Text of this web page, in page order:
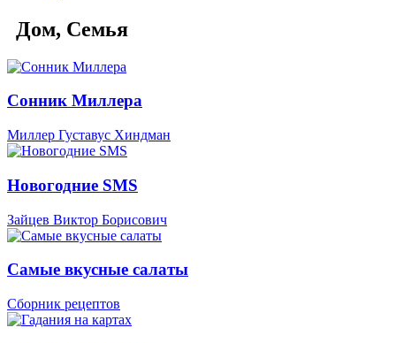
Дом, Семья
Сонник Миллера
Миллер Густавус Хиндман
Новогодние SMS
Зайцев Виктор Борисович
Самые вкусные салаты
Сборник рецептов